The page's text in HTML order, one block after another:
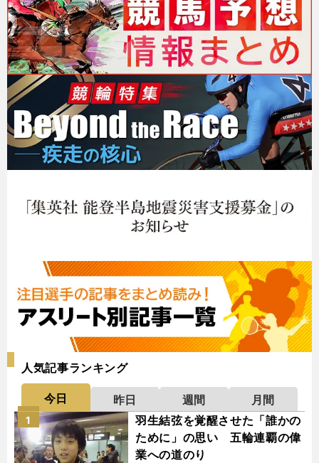
人気記事ランキング
今日 昨日 週間
月間
羽生結弦を覚醒させた「誰かの
ために」の思い 五輪連覇の偉
業への道のり
1